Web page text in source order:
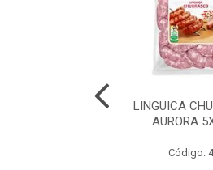
LINGUICA
AURORA
Código: